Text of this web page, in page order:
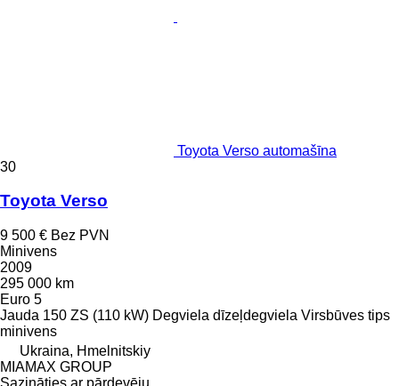
Toyota Verso automašīna
30
Toyota Verso
9 500 € Bez PVN
Minivens
2009
295 000 km
Euro 5
Jauda 150 ZS (110 kW) Degviela dīzeļdegviela Virsbūves tips
minivens
Ukraina, Hmelnitskiy
MIAMAX GROUP